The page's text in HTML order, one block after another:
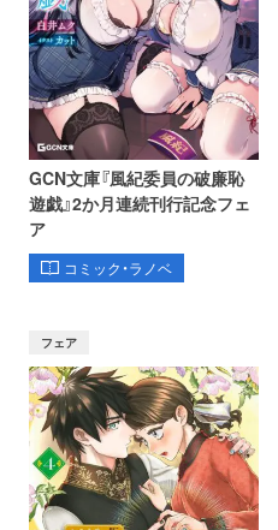
GCN文庫『風紀委員の破廉恥
遊戯』2か月連続刊行記念フェ
ア
コミック・ラノベ
フェア